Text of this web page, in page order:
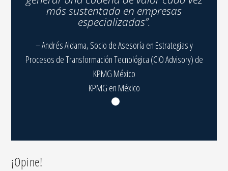
más sustentada en empresas
especializadas”.
– Andrés Aldama, Socio de Asesoría en Estrategias y
Procesos de Transformación Tecnológica (CIO Advisory) de
KPMG México
KPMG en México
¡Opine!